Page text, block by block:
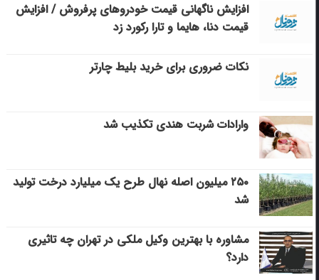
افزایش ناگهانی قیمت خودروهای پرفروش / افزایش
قیمت دنا، هایما و تارا رکورد زد
نکات ضروری برای خرید بلیط چارتر
وارادات شربت هندی تکذیب شد
۲۵۰ میلیون اصله نهال طرح یک میلیارد درخت تولید
شد
مشاوره با بهترین وکیل ملکی در تهران چه تاثیری
دارد؟